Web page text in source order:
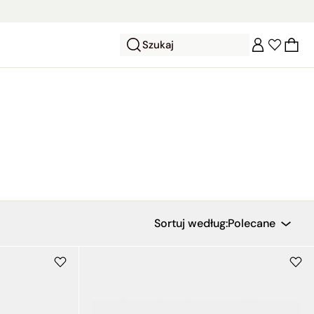
Szukaj
Sortuj według:Polecane